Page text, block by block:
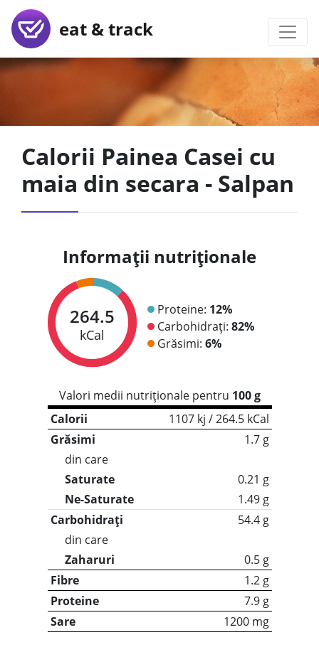
eat & track
Calorii Painea Casei cu
maia din secara - Salpan
Informații nutriționale
264.5
kCal
Proteine: 12%
Carbohidrați: 82%
Grăsimi: 6%
Valori medii nutriționale pentru 100 g
Calorii
1107 kj / 264.5 kCal
Grăsimi
1.7 g
din care
Saturate
0.21 g
Ne-Saturate
1.49 g
Carbohidrați
54.4 g
din care
Zaharuri
0.5 g
Fibre
1.2 g
Proteine
7.9 g
Sare
1200 mg